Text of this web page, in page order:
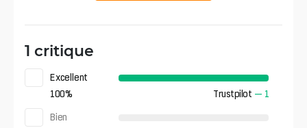
1 critique
Excellent
100% Trustpilot — 1
Bien